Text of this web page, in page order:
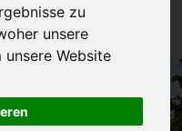
zu
unsere
Website